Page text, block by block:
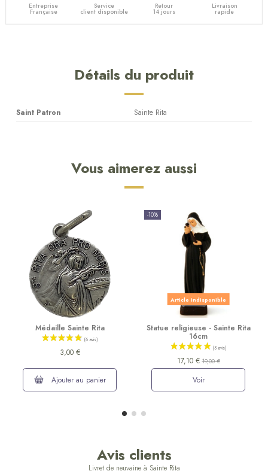
Entreprise
Française
Service
client disponible
Retour
14 jours
Livraison
rapide
Détails du produit
Saint Patron Sainte Rita
Vous aimerez aussi
Médaille Sainte Rita
3,00 €
Ajouter au panier
-10%
Article indisponible
Statue religieuse - Sainte Rita
16cm
17,10 €19,00 €
Voir
Avis clients
Livret de neuvaine à Sainte Rita